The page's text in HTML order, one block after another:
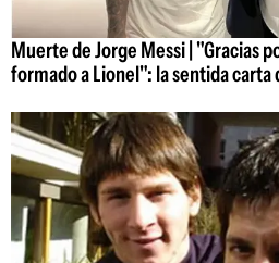
Muerte de Jorge Messi | "Gracias
formado a Lionel": la sentida carta